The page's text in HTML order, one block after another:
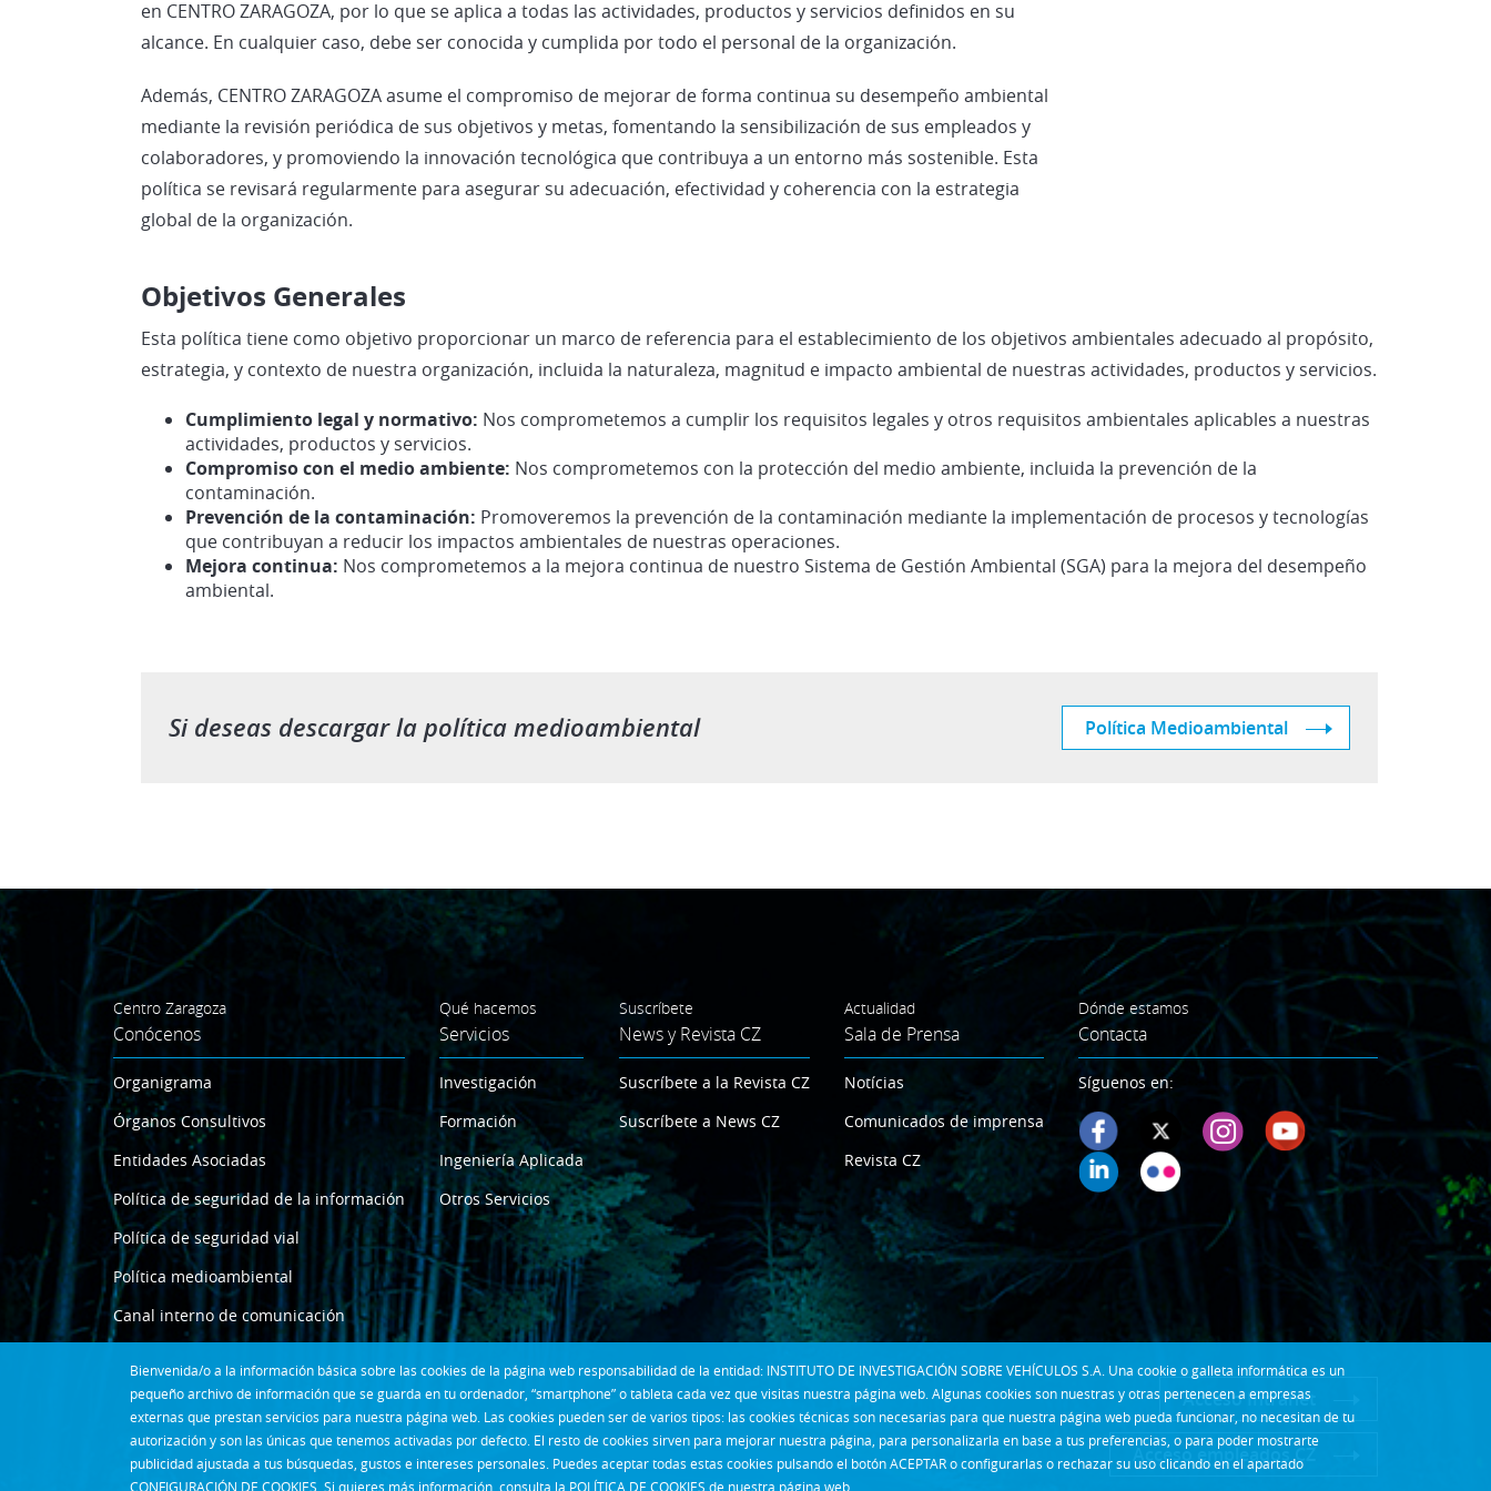
Bienvenida/o a la información básica sobre las cookies de la página web responsabilidad de la entidad: INSTITUTO DE INVESTIGACIÓN SOBRE VEHÍCULOS S.A. Una cookie o galleta informática es un
pequeño archivo de información que se guarda en tu ordenador, “smartphone” o tableta cada vez que visitas nuestra página web. Algunas cookies son nuestras y otras pertenecen a empresas
externas que prestan servicios para nuestra página web. Las cookies pueden ser de varios tipos: las cookies técnicas son necesarias para que nuestra página web pueda funcionar, no necesitan de tu
autorización y son las únicas que tenemos activadas por defecto. El resto de cookies sirven para mejorar nuestra página, para personalizarla en base a tus preferencias, o para poder mostrarte
publicidad ajustada a tus búsquedas, gustos e intereses personales. Puedes aceptar todas estas cookies pulsando el botón ACEPTAR o configurarlas o rechazar su uso clicando en el apartado
CONFIGURACIÓN DE COOKIES. Si quieres más información, consulta la POLÍTICA DE COOKIES de nuestra página web.
en CENTRO ZARAGOZA, por lo que se aplica a todas las actividades, productos y servicios definidos en su
alcance. En cualquier caso, debe ser conocida y cumplida por todo el personal de la organización.
Además, CENTRO ZARAGOZA asume el compromiso de mejorar de forma continua su desempeño ambiental
mediante la revisión periódica de sus objetivos y metas, fomentando la sensibilización de sus empleados y
colaboradores, y promoviendo la innovación tecnológica que contribuya a un entorno más sostenible. Esta
política se revisará regularmente para asegurar su adecuación, efectividad y coherencia con la estrategia
global de la organización.
Objetivos Generales
Esta política tiene como objetivo proporcionar un marco de referencia para el establecimiento de los objetivos ambientales adecuado al propósito,
estrategia, y contexto de nuestra organización, incluida la naturaleza, magnitud e impacto ambiental de nuestras actividades, productos y servicios.
Cumplimiento legal y normativo: Nos comprometemos a cumplir los requisitos legales y otros requisitos ambientales aplicables a nuestras
actividades, productos y servicios.
Compromiso con el medio ambiente: Nos comprometemos con la protección del medio ambiente, incluida la prevención de la
contaminación.
Prevención de la contaminación: Promoveremos la prevención de la contaminación mediante la implementación de procesos y tecnologías
que contribuyan a reducir los impactos ambientales de nuestras operaciones.
Mejora continua: Nos comprometemos a la mejora continua de nuestro Sistema de Gestión Ambiental (SGA) para la mejora del desempeño
ambiental.
Si deseas descargar la política medioambiental Política Medioambiental
Centro Zaragoza
Conócenos
Organigrama
Órganos Consultivos
Entidades Asociadas
Política de seguridad de la información
Política de seguridad vial
Política medioambiental
Canal interno de comunicación
Qué hacemos
Servicios
Investigación
Formación
Ingeniería Aplicada
Otros Servicios
Suscríbete
News y Revista CZ
Suscríbete a la Revista CZ
Suscríbete a News CZ
Actualidad
Sala de Prensa
Notícias
Comunicados de imprensa
Revista CZ
Dónde estamos
Contacta
Síguenos en:
Acceso Intranet
Acceso empleados CZ